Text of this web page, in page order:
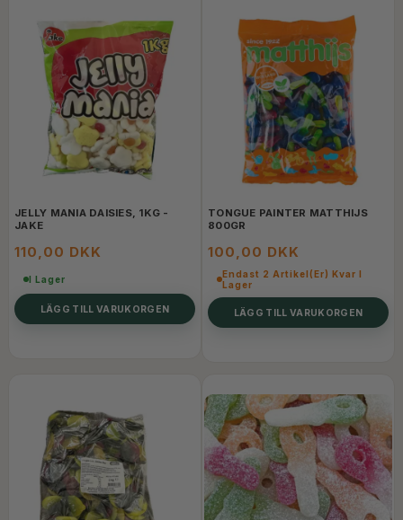
JELLY MANIA DAISIES, 1KG -
JAKE
110,00 DKK
I Lager
LÄGG TILL VARUKORGEN
TONGUE PAINTER MATTHIJS
800GR
100,00 DKK
Endast 2 Artikel(er) Kvar I
Lager
LÄGG TILL VARUKORGEN